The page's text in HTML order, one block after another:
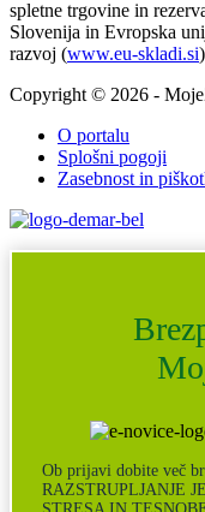
spletne trgovine in
Slovenija in Evropska
razvoj (www.eu-skladi.si
Copyright © 2026 -
O portalu
Splošni pogoji
Zasebnost in
Ob prijavi dobite več
RAZSTRUPLJANJE
STRESA IN